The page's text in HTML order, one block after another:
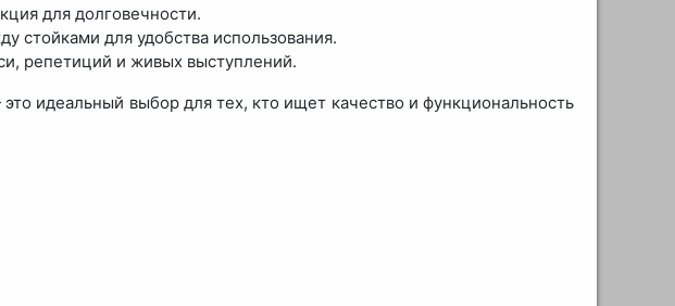
для долговечности.
стойками для удобства использования.
репетиций и живых выступлений.
идеальный выбор для тех, кто ищет качество и функциональность